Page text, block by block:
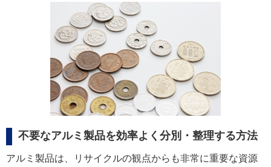
不要なアルミ製品を効率よく分別・整理する方法
アルミ製品は、リサイクルの観点からも非常に重要な資源